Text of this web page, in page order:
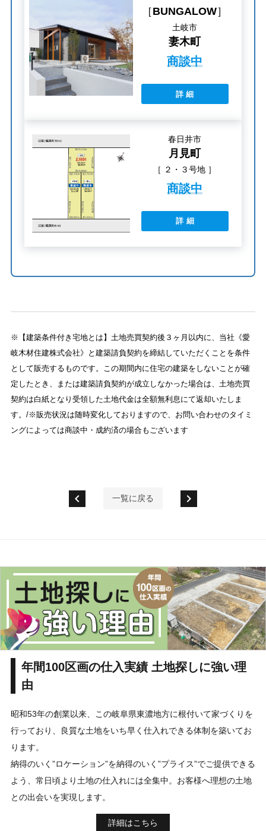
［BUNGALOW］
土岐市
妻木町
商談中
詳 細
春日井市
月見町
［ ２・３号地 ］
商談中
詳 細
※【建築条件付き宅地とは】土地売買契約後３ヶ月以内に、当社《愛
岐木材住建株式会社》と建築請負契約を締結していただくことを条件
として販売するものです。この期間内に住宅の建築をしないことが確
定したとき、または建築請負契約が成立しなかった場合は、土地売買
契約は白紙となり受領した土地代金は全額無利息にて返却いたしま
す。/※販売状況は随時変化しておりますので、お問い合わせのタイミ
ングによっては商談中・成約済の場合もございます
chevron_left 一覧に戻る chevron_right
年間100区画の仕入実績 土地探しに強い理
由
昭和53年の創業以来、この岐阜県東濃地方に根付いて家づくりを
行っており、良質な土地をいち早く仕入れできる体制を築いてお
ります。
納得のいく”ロケーション”を納得のいく”プライス”でご提供できる
よう、常日頃より土地の仕入れには全集中。お客様へ理想の土地
との出会いを実現します。
詳細はこちら